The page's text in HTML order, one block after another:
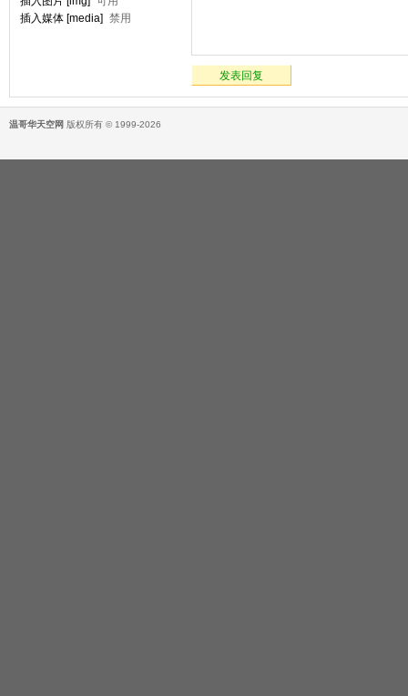
插入媒体 [media] 禁用
发表回复
温哥华天空网 版权所有 © 1999-2026